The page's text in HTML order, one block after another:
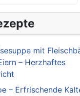
mit
– Herzhaftes
– Erfrischende